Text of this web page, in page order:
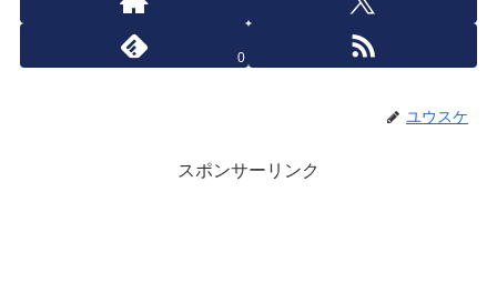
0
ユウスケ
スポンサーリンク